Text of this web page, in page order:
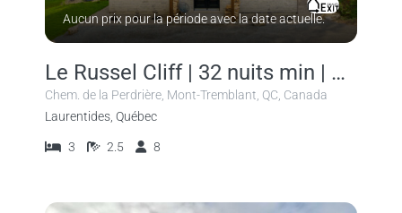
Aucun prix pour la période avec la date actuelle.
Le Russel Cliff | 32 nuits min | Exit•Chalets
Chem. de la Perdrière, Mont-Tremblant, QC, Canada
Laurentides, Québec
3 2.5 8